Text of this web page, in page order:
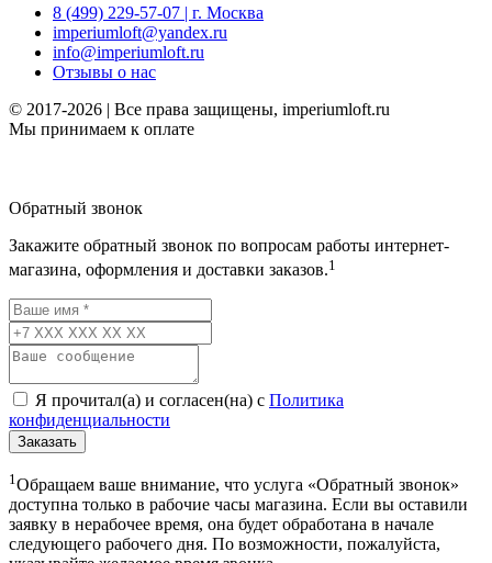
8 (499) 229-57-07 | г. Москва
imperiumloft@yandex.ru
info@imperiumloft.ru
Отзывы о нас
© 2017-2026 | Все права защищены, imperiumloft.ru
Мы принимаем к оплате
Обратный звонок
Закажите обратный звонок по вопросам работы интернет-
магазина, оформления и доставки заказов.1
Я прочитал(а) и согласен(на) с Политика
конфиденциальности
Заказать
1 Обращаем ваше внимание, что услуга «Обратный звонок»
доступна только в рабочие часы магазина. Если вы оставили
заявку в нерабочее время, она будет обработана в начале
следующего рабочего дня. По возможности, пожалуйста,